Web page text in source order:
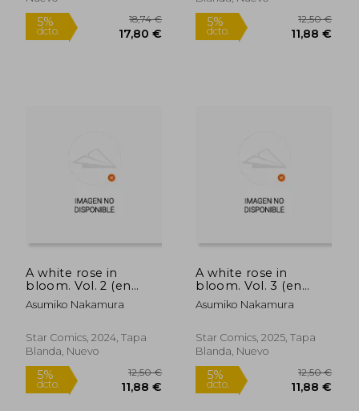
5% 12,00 € 5%
A white rose in
bloom. Vol. 2 (en
Italiano)
Asumiko Nakamura
Star Comics, 2024, Tapa
Blanda, Nuevo
A white rose in
bloom. Vol. 3 (en
Italiano)
Asumiko Nakamura
Star Comics, 2025, Tapa
Blanda, Nuevo